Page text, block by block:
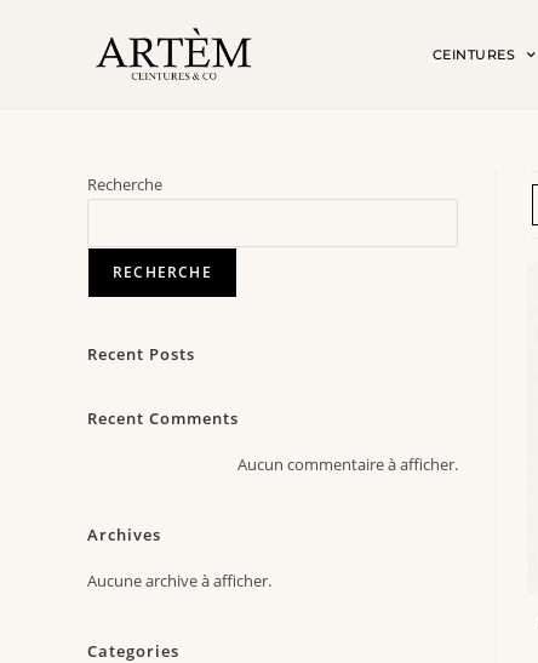
CEINTURES
Recherche
RECHERCHE
Recent Posts
Recent Comments
Aucun commentaire à afficher.
Archives
Aucune archive à afficher.
Categories